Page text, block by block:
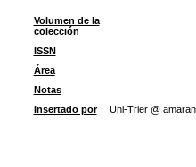
Volumen de la
colección
ISSN
Área
Notas
Insertado por
Uni-Trier @